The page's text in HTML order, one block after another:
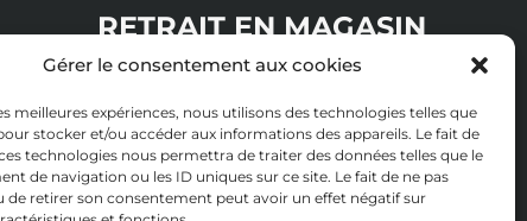
Gérer le consentement aux cookies
meilleures expériences, nous utilisons des technologies telles que
stocker et/ou accéder aux informations des appareils. Le fait de
technologies nous permettra de traiter des données telles que le
de navigation ou les ID uniques sur ce site. Le fait de ne pas
de retirer son consentement peut avoir un effet négatif sur
RETRAIT EN MAGASIN